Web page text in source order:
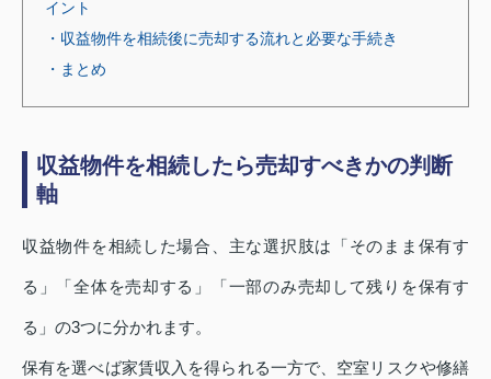
イント
・収益物件を相続後に売却する流れと必要な手続き
・まとめ
収益物件を相続したら売却すべきかの判断
軸
収益物件を相続した場合、主な選択肢は「そのまま保有す
る」「全体を売却する」「一部のみ売却して残りを保有す
る」の3つに分かれます。
保有を選べば家賃収入を得られる一方で、空室リスクや修繕